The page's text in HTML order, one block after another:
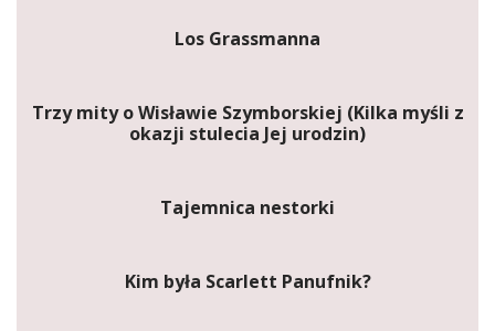
Los Grassmanna
Trzy mity o Wisławie Szymborskiej (Kilka myśli z
okazji stulecia Jej urodzin)
Tajemnica nestorki
Kim była Scarlett Panufnik?